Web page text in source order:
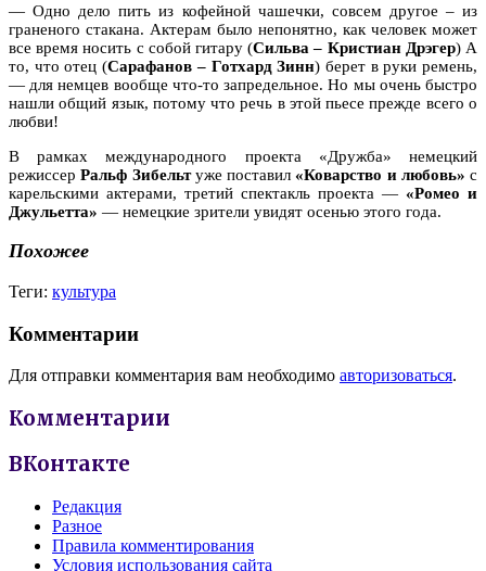
— Одно дело пить из кофейной чашечки, совсем другое – из
граненого стакана. Актерам было непонятно, как человек может
все время носить с собой гитару (Сильва – Кристиан Дрэгер) А
то, что отец (Сарафанов – Готхард Зинн) берет в руки ремень,
— для немцев вообще что-то запредельное. Но мы очень быстро
нашли общий язык, потому что речь в этой пьесе прежде всего о
любви!
В рамках международного проекта «Дружба» немецкий
режиссерРальф Зибельтуже поставил «Коварство и любовь» с
карельскими актерами, третий спектакль проекта — «Ромео и
Джульетта» — немецкие зрители увидят осенью этого года.
Похожее
Теги: культура
Комментарии
Для отправки комментария вам необходимо авторизоваться.
Комментарии
ВКонтакте
Редакция
Разное
Правила комментирования
Условия использования сайта